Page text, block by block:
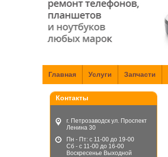
Главная Услуги
Ремонт телефонов
Ремонт iPhone и iPad
Ремонт ноутбуков
Ремонт планшетов
Ремонт электронных книг
Запчасти
Контакты
г. Петрозаводск ул. Проспект
Ленина 30
Пн - Пт: с 11-00 до 19-00
Сб - с 11-00 до 16-00
Воскресенье Выходной